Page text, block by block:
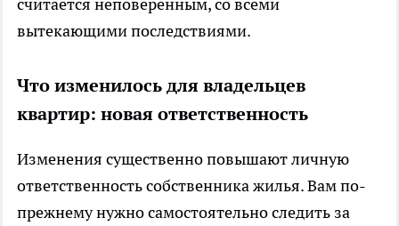
вытекающими последствиями.
Что изменилось для владельцев
квартир: новая ответственность
Изменения существенно повышают личную
ответственность собственника жилья. Вам по-
прежнему нужно самостоятельно следить за